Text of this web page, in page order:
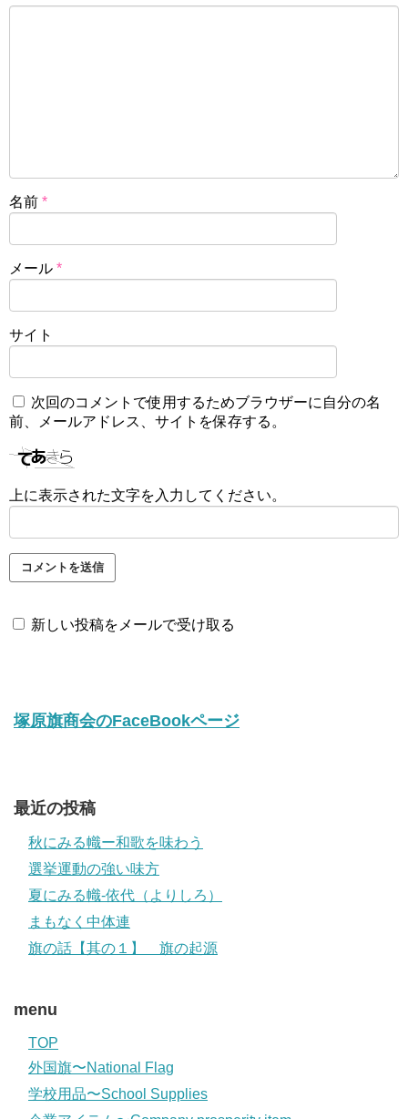
名前 *
メール *
サイト
次回のコメントで使用するためブラウザーに自分の名
前、メールアドレス、サイトを保存する。
上に表示された文字を入力してください。
新しい投稿をメールで受け取る
塚原旗商会のFaceBookページ
最近の投稿
秋にみる幟ー和歌を味わう
選挙運動の強い味方
夏にみる幟-依代（よりしろ）
まもなく中体連
旗の話【其の１】 旗の起源
menu
TOP
外国旗〜National Flag
学校用品〜School Supplies